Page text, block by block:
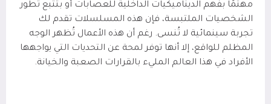
مهتمًا بفهم الديناميكيات الداخلية للعصابات أو بتتبع تطور
الشخصيات الملتبسة، فإن هذه المسلسلات تقدم لك
تجربة سينمائية لا تُنسى. رغم أن هذه الأعمال تُظهر الوجه
المظلم للواقع، إلا أنها توفر لمحة عن التحديات التي يواجهها
الأفراد في هذا العالم المليء بالقرارات الصعبة والخيانة.